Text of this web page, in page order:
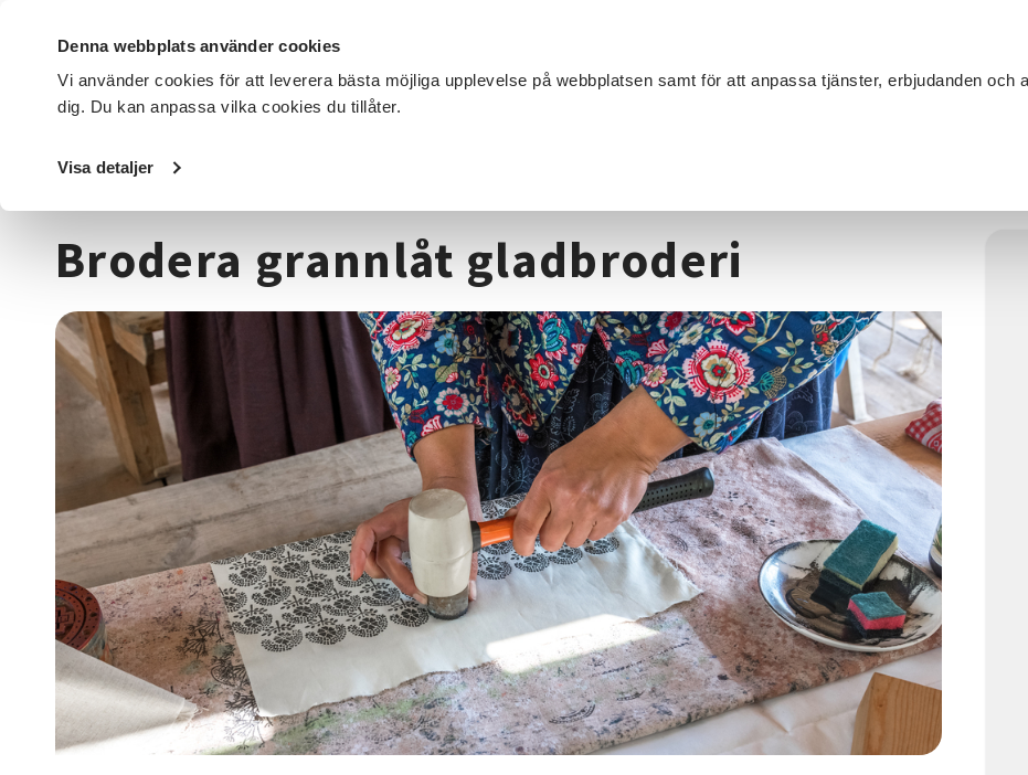
Denna webbplats använder cookies
Vi använder cookies för att leverera bästa möjliga upplevelse på webbplatsen samt för att anpassa tjänster, erbjudanden och
dig. Du kan anpassa vilka cookies du tillåter.
Visa detaljer
DET HÄR GÖR VI FÖR DIG SOM SÖK KURSER OCH EVENEMANG
Startsida / Kurser och evenemang
Brodera grannlåt gladbroderi